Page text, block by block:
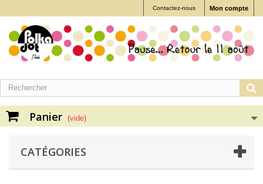
Mon compte
Contactez-nous
Panier (vide)
CATÉGORIES